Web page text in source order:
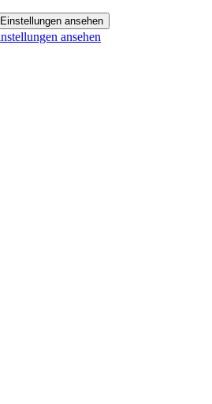
Einstellungen ansehen
ansehen